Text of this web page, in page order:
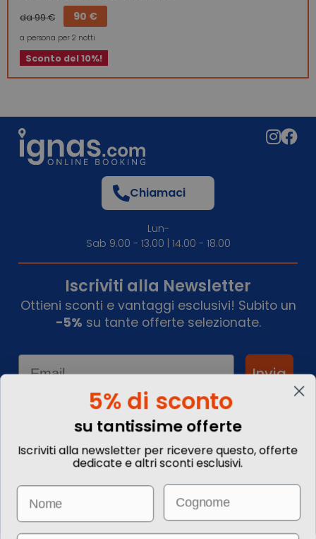
da 99 € 90 €
a persona per 2 notti
Sconto del 10%!
Informazioni
Come prenotare
Informazioni Legali
Chiamaci
Lun-
Sab 9.00 - 13.00 | 14.00 - 18.00
Iscriviti alla Newsletter
Ottieni sconti e vantaggi esclusivi! Subito un
-5% su tante offerte selezionate.
Email
Invia
5% di sconto
su tantissime offerte
Iscriviti alla newsletter per ricevere questo, offerte
dedicate e altri sconti esclusivi.
Name Email